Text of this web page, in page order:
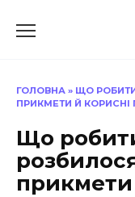
до
ГОЛОВНА » ЩО
ПРИКМЕТИ Й КОРИСНІ
Що
прикмети